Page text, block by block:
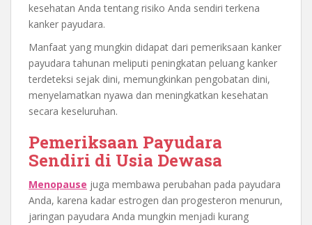
kesehatan Anda tentang risiko Anda sendiri terkena
kanker payudara.
Manfaat yang mungkin didapat dari pemeriksaan kanker
payudara tahunan meliputi peningkatan peluang kanker
terdeteksi sejak dini, memungkinkan pengobatan dini,
menyelamatkan nyawa dan meningkatkan kesehatan
secara keseluruhan.
Pemeriksaan Payudara
Sendiri di Usia Dewasa
Menopause juga membawa perubahan pada payudara
Anda, karena kadar estrogen dan progesteron menurun,
jaringan payudara Anda mungkin menjadi kurang